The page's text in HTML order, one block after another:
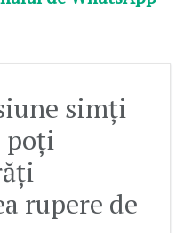
simți
poți
rupere de